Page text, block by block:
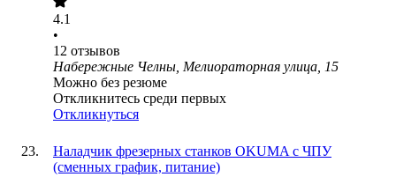
4.1
•
12 отзывов
Набережные Челны, Мелиораторная улица, 15
Можно без резюме
Откликнитесь среди первых
Откликнуться
Наладчик фрезерных станков OKUMA с ЧПУ
(сменных график, питание)